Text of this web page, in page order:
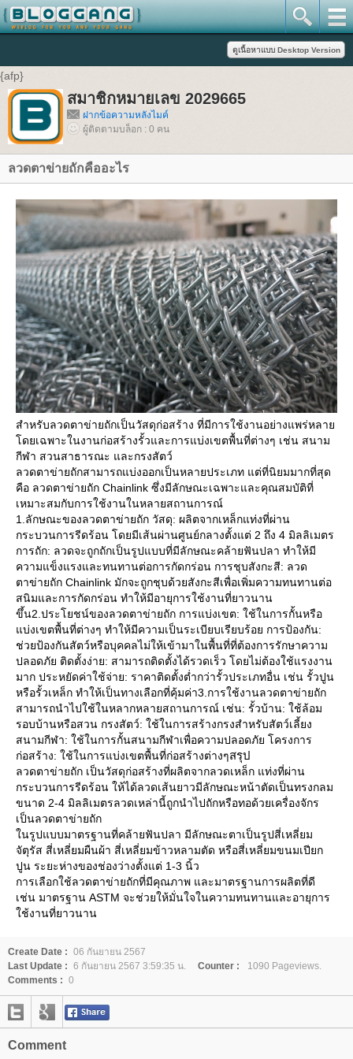
{afp}
สมาชิกหมายเลข 2029665
ฝากข้อความหลังไมค์
ผู้ติดตามบล็อก : 0 คน
ลวดตาข่ายถักคืออะไร
สำหรับลวดตาข่ายถักเป็นวัสดุก่อสร้าง ที่มีการใช้งานอย่างแพร่หลาย
โดยเฉพาะในงานก่อสร้างรั้วและการแบ่งเขตพื้นที่ต่างๆ เช่น สนาม
กีฬา สวนสาธารณะ และกรงสัตว์
ลวดตาข่ายถักสามารถแบ่งออกเป็นหลายประเภท แต่ที่นิยมมากที่สุด
คือ ลวดตาข่ายถัก Chainlink ซึ่งมีลักษณะเฉพาะและคุณสมบัติที่
เหมาะสมกับการใช้งานในหลายสถานการณ์
1.ลักษณะของลวดตาข่ายถัก วัสดุ: ผลิตจากเหล็กแท่งที่ผ่าน
กระบวนการรีดร้อน โดยมีเส้นผ่านศูนย์กลางตั้งแต่ 2 ถึง 4 มิลลิเมตร
การถัก: ลวดจะถูกถักเป็นรูปแบบที่มีลักษณะคล้ายฟันปลา ทำให้มี
ความแข็งแรงและทนทานต่อการกัดกร่อน การชุบสังกะสี: ลวด
ตาข่ายถัก Chainlink มักจะถูกชุบด้วยสังกะสีเพื่อเพิ่มความทนทานต่อ
สนิมและการกัดกร่อน ทำให้มีอายุการใช้งานที่ยาวนาน
ขึ้น2.ประโยชน์ของลวดตาข่ายถัก การแบ่งเขต: ใช้ในการกั้นหรือ
แบ่งเขตพื้นที่ต่างๆ ทำให้มีความเป็นระเบียบเรียบร้อย การป้องกัน:
ช่วยป้องกันสัตว์หรือบุคคลไม่ให้เข้ามาในพื้นที่ที่ต้องการรักษาความ
ปลอดภัย ติดตั้งง่าย: สามารถติดตั้งได้รวดเร็ว โดยไม่ต้องใช้แรงงาน
มาก ประหยัดค่าใช้จ่าย: ราคาติดตั้งต่ำกว่ารั้วประเภทอื่น เช่น รั้วปูน
หรือรั้วเหล็ก ทำให้เป็นทางเลือกที่คุ้มค่า3.การใช้งานลวดตาข่ายถัก
สามารถนำไปใช้ในหลากหลายสถานการณ์ เช่น: รั้วบ้าน: ใช้ล้อม
รอบบ้านหรือสวน กรงสัตว์: ใช้ในการสร้างกรงสำหรับสัตว์เลี้ยง
สนามกีฬา: ใช้ในการกั้นสนามกีฬาเพื่อความปลอดภัย โครงการ
ก่อสร้าง: ใช้ในการแบ่งเขตพื้นที่ก่อสร้างต่างๆสรุป
ลวดตาข่ายถัก เป็นวัสดุก่อสร้างที่ผลิตจากลวดเหล็ก แท่งที่ผ่าน
กระบวนการรีดร้อน ให้ได้ลวดเส้นยาวมีลักษณะหน้าตัดเป็นทรงกลม
ขนาด 2-4 มิลลิเมตรลวดเหล่านี้ถูกนําไปถักหรือทอด้วยเครื่องจักร
เป็นลวดตาข่ายถัก
ในรูปแบบมาตรฐานที่คล้ายฟันปลา มีลักษณะตาเป็นรูปสี่เหลี่ยม
จัตุรัส สี่เหลี่ยมผืนผ้า สี่เหลี่ยมข้าวหลามตัด หรือสี่เหลี่ยมขนมเปียก
ปูน ระยะห่างของช่องว่างตั้งแต่ 1-3 นิ้ว
การเลือกใช้ลวดตาข่ายถักที่มีคุณภาพ และมาตรฐานการผลิตที่ดี
เช่น มาตรฐาน ASTM จะช่วยให้มั่นใจในความทนทานและอายุการ
ใช้งานที่ยาวนาน
Create Date : 06 กันยายน 2567
Last Update : 6 กันยายน 2567 3:59:35 น. Counter :
1090 Pageviews.
Comments : 0
Comment